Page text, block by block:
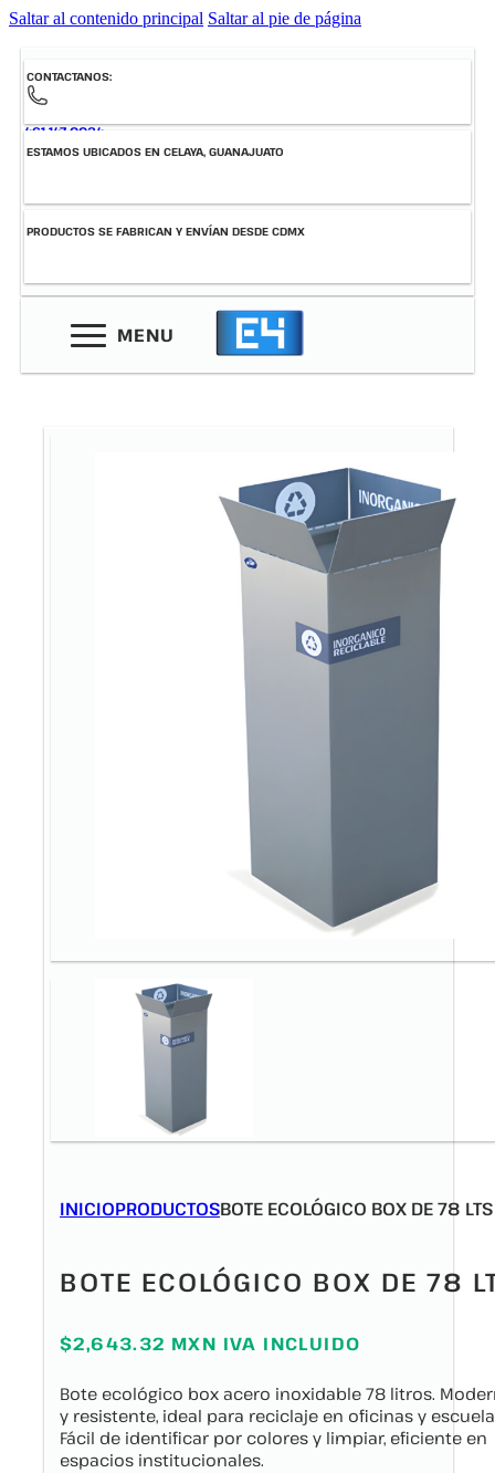
Saltar al contenido principal Saltar al pie de página
CONTACTANOS:
461-147-0034
ESTAMOS UBICADOS EN CELAYA, GUANAJUATO
PRODUCTOS SE FABRICAN Y ENVÍAN DESDE CDMX
MENU
INICIOPRODUCTOSBOTE ECOLÓGICO BOX DE 78 LTS
BOTE ECOLÓGICO BOX DE 78
$2,643.32 MXN IVA INCLUIDO
Bote ecológico box acero inoxidable 78 litros.
y resistente, ideal para reciclaje en oficinas y
Fácil de identificar por colores y limpiar, eficiente en
espacios institucionales.